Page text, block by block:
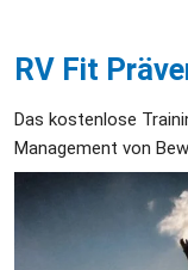
RV Fit
Das kostenlose
Management von